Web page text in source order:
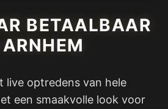
BETAALBAAR
live optredens van hele
een smaakvolle look voor